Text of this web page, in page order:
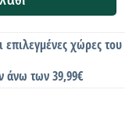
χώρες του
άνω των 39,99€